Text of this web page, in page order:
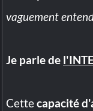
vaguement
Je parle de
Cettecapacité